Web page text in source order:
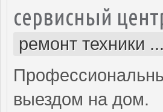
сервисный
ремонт техники
выездом на дом.